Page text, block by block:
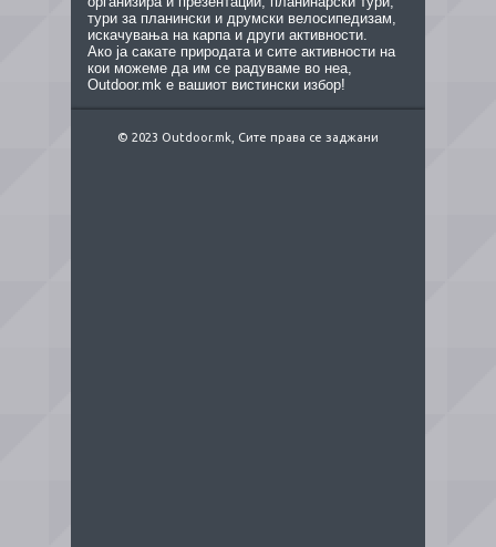
тури за планински и друмски велосипедизам,
искачувања на карпа и други активности.
Ако ја сакате природата и сите активности на
кои можеме да им се радуваме во неа,
Outdoor.mk е вашиот вистински избор!
© 2023 Outdoor.mk, Сите права се заджани